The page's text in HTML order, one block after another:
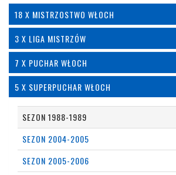
18 X MISTRZOSTWO WŁOCH
3 X LIGA MISTRZÓW
7 X PUCHAR WŁOCH
5 X SUPERPUCHAR WŁOCH
SEZON 1988-1989
SEZON 2004-2005
SEZON 2005-2006